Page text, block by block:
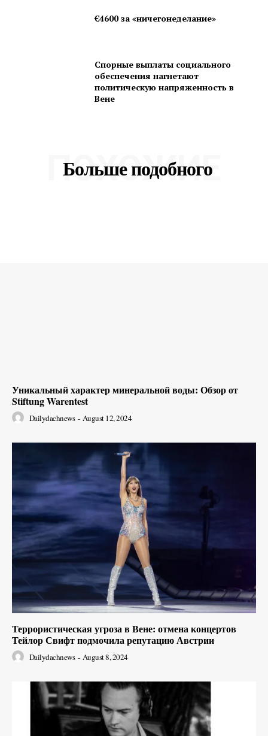
€4600 за «ничегонеделание»
Спорные выплаты социального
обеспечения нагнетают
политическую напряженность в
Вене
Больше подобного
ПОХОЖИЕ
Уникальный характер минеральной воды: Обзор от
Stiftung Warentest
Dailydachnews - August 12, 2024
Террористическая угроза в Вене: отмена концертов
Тейлор Свифт подмочила репутацию Австрии
Dailydachnews - August 8, 2024